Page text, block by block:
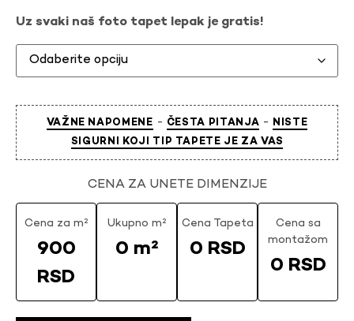
Uz svaki naš foto tapet lepak je gratis!
VAŽNE NAPOMENE - ČESTA PITANJA - NISTE
SIGURNI KOJI TIP TAPETE JE ZA VAS
CENA ZA UNETE DIMENZIJE
Cena za m²
900
RSD
Ukupno m²
0 m²
Cena Tapeta
0 RSD
Cena sa
montažom
0 RSD